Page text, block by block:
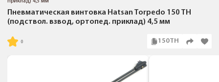
Пневматическая винтовка Hatsan Torpedo 150 TH
(подствол. взвод, ортопед. приклад) 4,5 мм
150TH